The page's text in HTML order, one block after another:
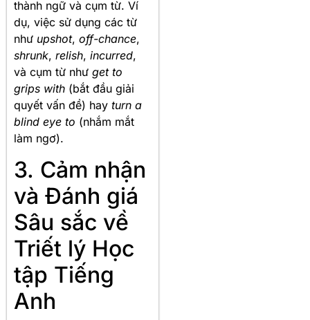
thành ngữ và cụm từ. Ví
dụ, việc sử dụng các từ
như upshot, off-chance,
shrunk, relish, incurred,
và cụm từ như get to
grips with (bắt đầu giải
quyết vấn đề) hay turn a
blind eye to (nhắm mắt
làm ngơ).
3. Cảm nhận
và Đánh giá
Sâu sắc về
Triết lý Học
tập Tiếng
Anh